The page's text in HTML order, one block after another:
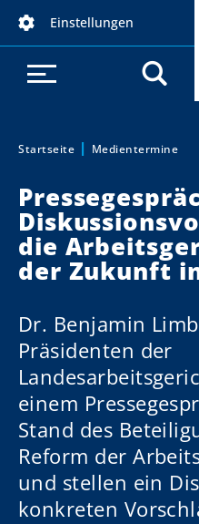
Einstellungen
Sie sind hier:
Startseite Medientermine
die
der Zukunft
Dr. Benjamin
Präsidenten der
einem
Stand des
Reform der
und stellen ein
konkreten